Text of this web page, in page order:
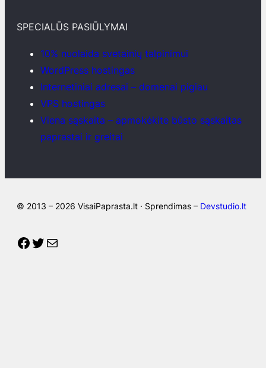
SPECIALŪS PASIŪLYMAI
10% nuolaida svetainių talpinimui
WordPress hostingas
Internetiniai adresai – domenai pigiau
VPS hostingas
Viena sąskaita – apmokėkite būsto sąskaitas
paprastai ir greitai
© 2013 – 2026 VisaiPaprasta.lt · Sprendimas – Devstudio.lt
Facebook
Twitter
Mail